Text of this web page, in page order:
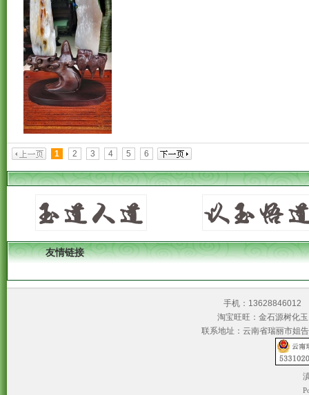
1 2 3 4 5 6
友情链接
手机：
淘宝旺旺：金石源树
联系地址：云南省瑞丽市姐